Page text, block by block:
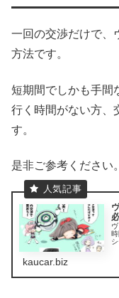
一回の交渉だけで、
方法です。
短期間でしかも手間
行く時間がない方、
す。
是非ご参考ください。
kaucar.biz